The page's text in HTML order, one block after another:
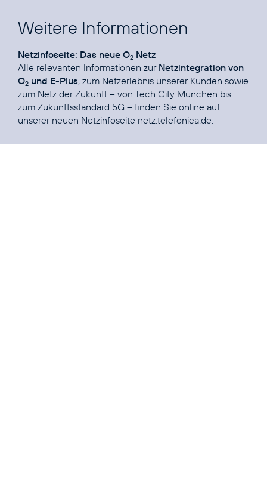
Weitere Informationen
Netzinfoseite: Das neue O2 Netz
Alle relevanten Informationen zur Netzintegration von
O2 und E-Plus, zum Netzerlebnis unserer Kunden sowie
zum Netz der Zukunft – von Tech City München bis
zum Zukunftsstandard 5G – finden Sie online auf
unserer neuen Netzinfoseite netz.telefonica.de.